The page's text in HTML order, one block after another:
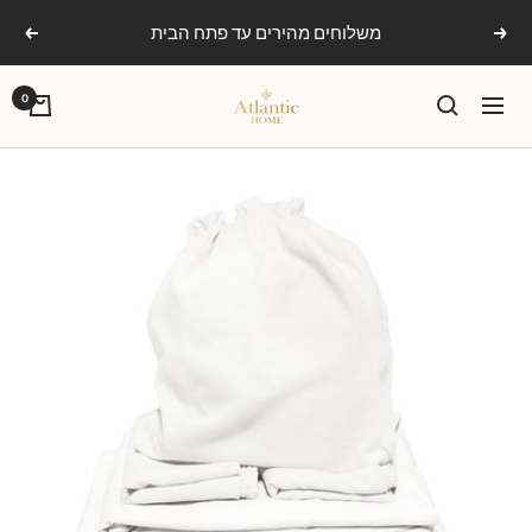
content
הקודם משלוחים מהירים עד פתח הבית הבא
ניווט
אטלנטיק
0